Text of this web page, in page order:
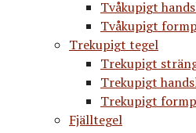
Tvåkupigt
Tvåkupigt
Trekupigt tegel
Trekupigt
Trekupigt
Trekupigt
Fjälltegel